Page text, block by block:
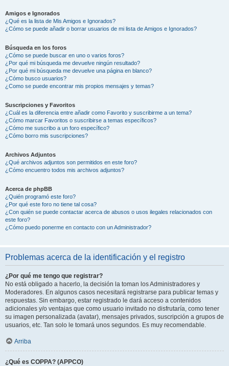
Amigos e Ignorados
¿Qué es la lista de Mis Amigos e Ignorados?
¿Cómo se puede añadir o borrar usuarios de mi lista de Amigos e Ignorados?
Búsqueda en los foros
¿Cómo se puede buscar en uno o varios foros?
¿Por qué mi búsqueda me devuelve ningún resultado?
¿Por qué mi búsqueda me devuelve una página en blanco?
¿Cómo busco usuarios?
¿Como se puede encontrar mis propios mensajes y temas?
Suscripciones y Favoritos
¿Cuál es la diferencia entre añadir como Favorito y suscribirme a un tema?
¿Cómo marcar Favoritos o suscribirse a temas específicos?
¿Cómo me suscribo a un foro específico?
¿Cómo borro mis suscripciones?
Archivos Adjuntos
¿Qué archivos adjuntos son permitidos en este foro?
¿Cómo encuentro todos mis archivos adjuntos?
Acerca de phpBB
¿Quién programó este foro?
¿Por qué este foro no tiene tal cosa?
¿Con quién se puede contactar acerca de abusos o usos ilegales relacionados con
este foro?
¿Cómo puedo ponerme en contacto con un Administrador?
Problemas acerca de la identificación y el registro
¿Por qué me tengo que registrar?
No está obligado a hacerlo, la decisión la toman los Administradores y
Moderadores. En algunos casos necesitará registrarse para publicar temas y
respuestas. Sin embargo, estar registrado le dará acceso a contenidos
adicionales y/o ventajas que como usuario invitado no disfrutaría, como tener
su imagen personalizada (avatar), mensajes privados, suscripción a grupos de
usuarios, etc. Tan solo le tomará unos segundos. Es muy recomendable.
Arriba
¿Qué es COPPA? (APPCO)